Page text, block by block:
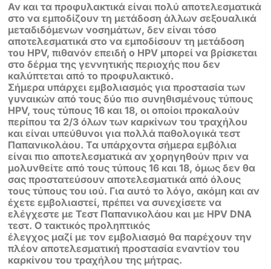
Αν και τα προφυλακτικά είναι πολύ αποτελεσματικά
στο να εμποδίζουν τη μετάδοση άλλων σεξουαλικά
μεταδιδόμενων νοσημάτων, δεν είναι τόσο
αποτελεσματικά στο να εμποδίσουν τη μετάδοση
του HPV, πιθανόν επειδή ο HPV μπορεί να βρίσκεται
στο δέρμα της γεννητικής περιοχής που δεν
καλύπτεται από το προφυλακτικό.
Σήμερα υπάρχει εμβολιασμός για προστασία των
γυναικών από τους δύο πιοσυνηθισμένους τύπους
HPV, τους τύπους 16 και 18, οι οποίοι προκαλούν
περίπου τα 2/3 όλων των καρκίνων του τραχήλου
και είναι υπεύθυνοι γιαπολλά παθολογικά τεστ
Παπανικολάου. Τα υπάρχοντα σήμερα εμβόλια
είναι πιοαποτελεσματικά αν χορηγηθούν πριν να
μολυνθείτε από τους τύπους 16 και 18,όμως δεν θα
σας προστατεύσουν αποτελεσματικά από όλους
τους τύπους του ιού. Για αυτό το λόγο, ακόμη και αν
έχετε εμβολιαστεί, πρέπει να συνεχίσετε να
ελέγχεστε με Τεστ Παπανικολάου και με HPV DNA
τεστ. Ο τακτικός προληπτικός
έλεγχος μαζί με τον εμβολιασμό θα παρέχουν την
πλέον αποτελεσματικήπροστασία εναντίον του
καρκίνου του τραχήλου της μήτρας.